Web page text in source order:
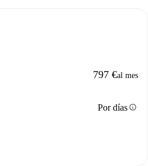
797 €al mes
Por díasinfo